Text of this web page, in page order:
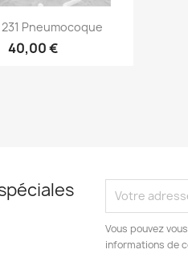
rapide
Pneumocoque
40,00 €
Vous pouvez
informations de